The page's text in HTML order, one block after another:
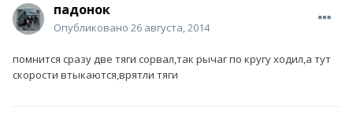
падонок
Опубликовано 26 августа, 2014
помнится сразу две тяги сорвал,так рычаг по кругу ходил,а тут
скорости втыкаются,врятли тяги